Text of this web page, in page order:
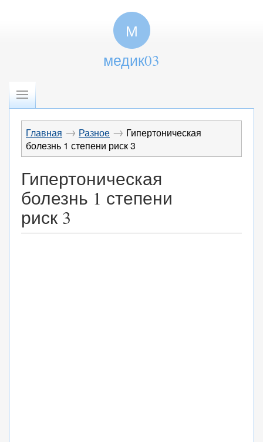
М
медик03
Главная → Разное → Гипертоническая
болезнь 1 степени риск 3
Гипертоническая
болезнь 1 степени
риск 3